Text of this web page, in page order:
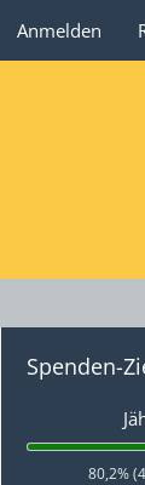
Anmelden
Spenden-
80,2%